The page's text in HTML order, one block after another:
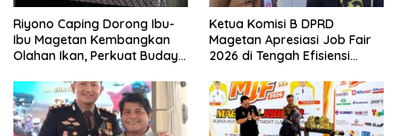
Riyono Caping Dorong Ibu-
Ibu Magetan Kembangkan
Olahan Ikan, Perkuat Budaya
Ketua Komisi B DPRD
Magetan Apresiasi Job Fair
2026 di Tengah Efisiensi